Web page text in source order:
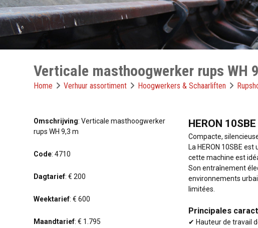
Verticale masthoogwerker rups WH
Home Verhuur assortiment Hoogwerkers & Schaarliften
Omschrijving: Verticale masthoogwerker
rups WH 9,3 m
Code: 4710
Dagtarief: € 200
Weektarief: € 600
Maandtarief: € 1.795
HERON
Compacte,
La HERON 10SBE
cette machine est
Son entraînement
environnements
limitées.
Principales
✔ Hauteur de travail